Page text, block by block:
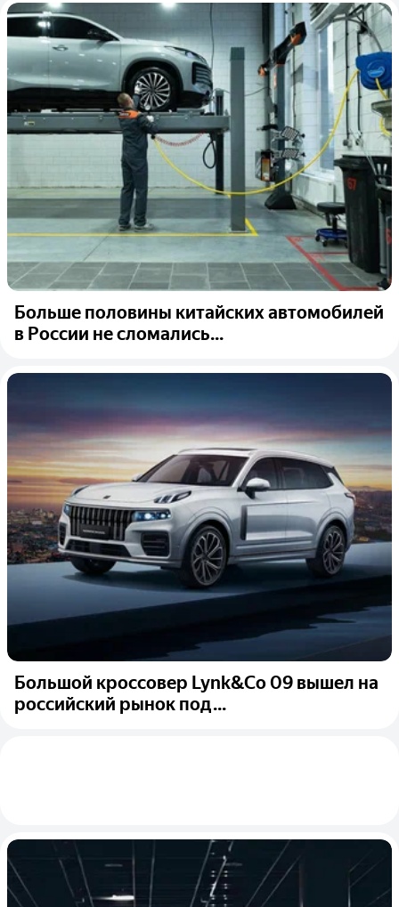
Больше половины китайских автомобилей
в России не сломались...
Большой кроссовер Lynk&Co 09 вышел на
российский рынок под...